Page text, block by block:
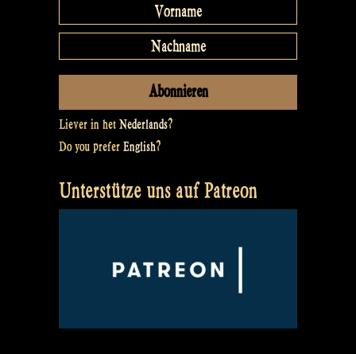
Liever in het Nederlands?
Do you prefer English?
Unterstütze uns auf Patreon